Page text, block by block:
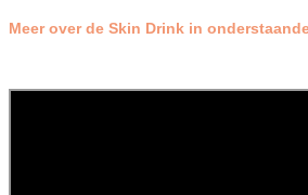
Meer over de Skin Drink in